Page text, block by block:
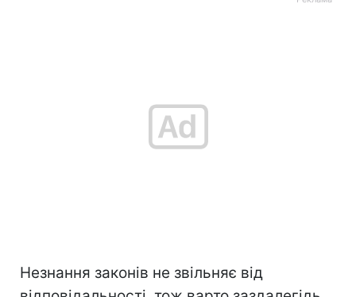
Незнання законів не звільняє від